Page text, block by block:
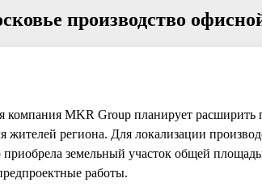
производство
MKR Group планирует расширить
жителей региона. Для локализации
земельный участок общей
работы.